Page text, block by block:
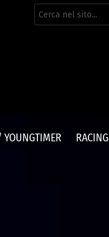
Cerca
per:
YOUNGTIMER RACING